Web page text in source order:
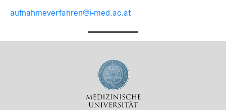
aufnahmeverfahren@i-med.ac.at